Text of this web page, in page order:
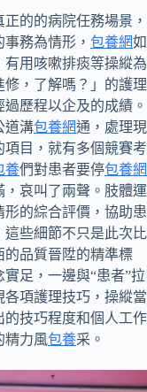
的的病院任務場景，
務為情形， 包養網如
用咳嗽排痰等操縱為
，了解嗎？」的護理
歷程以企及的成績。
道溝包養網通，處理現
目，就有多個競賽考
養們對患者要停包養網
，哀叫了兩聲。肢體運
的綜合評價，協助患
些細節不只是此次比
的品質晉陞的精準標
實足，一邊與“患者”拉
項護理技巧，操縱當
的技巧程度和個人工作
精力風包養采。